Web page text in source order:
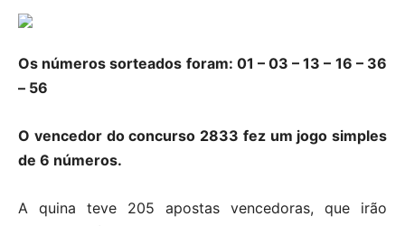
Os números sorteados foram: 01 – 03 – 13 – 16 – 36
– 56
O vencedor do concurso 2833 fez um jogo simples
de 6 números.
A quina teve 205 apostas vencedoras, que irão